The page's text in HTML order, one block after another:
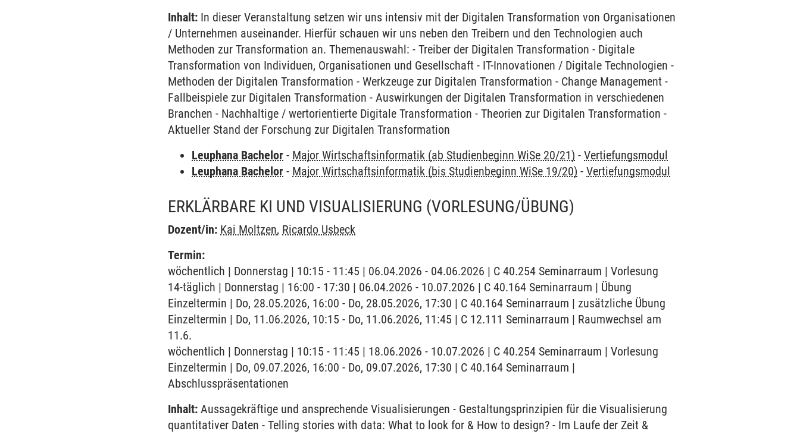
Inhalt: In dieser Veranstaltung setzen wir uns intensiv mit der Digitalen Transformation von Organisationen
/ Unternehmen auseinander. Hierfür schauen wir uns neben den Treibern und den Technologien auch
Methoden zur Transformation an. Themenauswahl: - Treiber der Digitalen Transformation - Digitale
Transformation von Individuen, Organisationen und Gesellschaft - IT-Innovationen / Digitale Technologien -
Methoden der Digitalen Transformation - Werkzeuge zur Digitalen Transformation - Change Management -
Fallbeispiele zur Digitalen Transformation - Auswirkungen der Digitalen Transformation in verschiedenen
Branchen - Nachhaltige / wertorientierte Digitale Transformation - Theorien zur Digitalen Transformation -
Aktueller Stand der Forschung zur Digitalen Transformation
Leuphana Bachelor - Major Wirtschaftsinformatik (ab Studienbeginn WiSe 20/21) -Vertiefungsmodul
Leuphana Bachelor - Major Wirtschaftsinformatik (bis Studienbeginn WiSe 19/20) -Vertiefungsmodul
ERKLÄRBARE KI UND VISUALISIERUNG (VORLESUNG/ÜBUNG)
Dozent/in: Kai Moltzen, Ricardo Usbeck
Termin:
wöchentlich | Donnerstag | 10:15 - 11:45 | 06.04.2026 - 04.06.2026 | C 40.254 Seminarraum | Vorlesung
14-täglich | Donnerstag | 16:00 - 17:30 | 06.04.2026 - 10.07.2026 | C 40.164 Seminarraum | Übung
Einzeltermin | Do, 28.05.2026, 16:00 - Do, 28.05.2026, 17:30 | C 40.164 Seminarraum | zusätzliche Übung
Einzeltermin | Do, 11.06.2026, 10:15 - Do, 11.06.2026, 11:45 | C 12.111 Seminarraum | Raumwechsel am
11.6.
wöchentlich | Donnerstag | 10:15 - 11:45 | 18.06.2026 - 10.07.2026 | C 40.254 Seminarraum | Vorlesung
Einzeltermin | Do, 09.07.2026, 16:00 - Do, 09.07.2026, 17:30 | C 40.164 Seminarraum |
Abschlusspräsentationen
Inhalt: Aussagekräftige und ansprechende Visualisierungen - Gestaltungsprinzipien für die Visualisierung
quantitativer Daten - Telling stories with data: What to look for & How to design? - Im Laufe der Zeit &